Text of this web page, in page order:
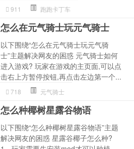
911 跑跑卡丁车
怎么在元气骑士玩元气骑士
以下围绕“怎么在元气骑士玩元气骑
士”主题解决网友的困惑 元气骑士如何
进入游戏? 玩家在游戏的主页面,可以点
击右上方暂停按钮,再点击左边第一个...
718 元气骑士
怎么种椰树星露谷物语
以下围绕“怎么种椰树星露谷物语”主题
解决网友的困惑 星露谷椰子怎么种?